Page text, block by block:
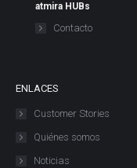
atmira HUBs
Contacto
ENLACES
Customer Stories
Quiénes somos
Noticias